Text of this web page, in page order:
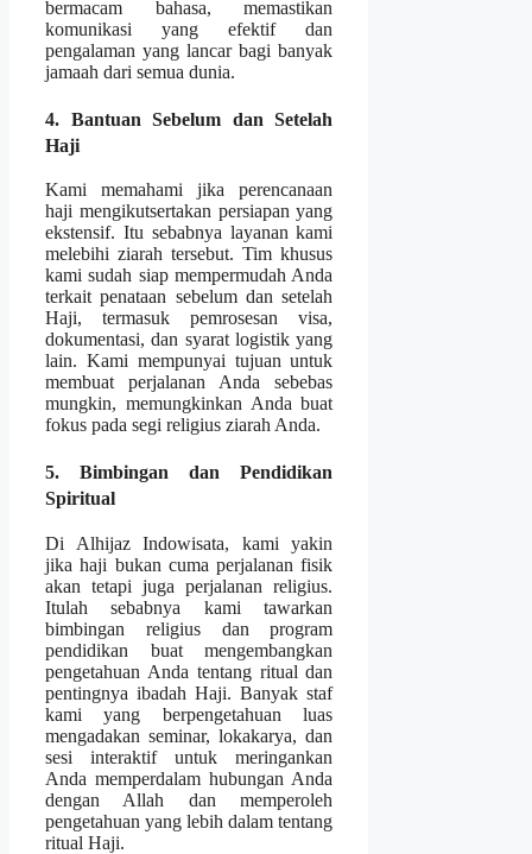
bermacam bahasa, memastikan
komunikasi yang efektif dan
pengalaman yang lancar bagi banyak
jamaah dari semua dunia.
4. Bantuan Sebelum dan Setelah
Haji
Kami memahami jika perencanaan
haji mengikutsertakan persiapan yang
ekstensif. Itu sebabnya layanan kami
melebihi ziarah tersebut. Tim khusus
kami sudah siap mempermudah Anda
terkait penataan sebelum dan setelah
Haji, termasuk pemrosesan visa,
dokumentasi, dan syarat logistik yang
lain. Kami mempunyai tujuan untuk
membuat perjalanan Anda sebebas
mungkin, memungkinkan Anda buat
fokus pada segi religius ziarah Anda.
5. Bimbingan dan Pendidikan
Spiritual
Di Alhijaz Indowisata, kami yakin
jika haji bukan cuma perjalanan fisik
akan tetapi juga perjalanan religius.
Itulah sebabnya kami tawarkan
bimbingan religius dan program
pendidikan buat mengembangkan
pengetahuan Anda tentang ritual dan
pentingnya ibadah Haji. Banyak staf
kami yang berpengetahuan luas
mengadakan seminar, lokakarya, dan
sesi interaktif untuk meringankan
Anda memperdalam hubungan Anda
dengan Allah dan memperoleh
pengetahuan yang lebih dalam tentang
ritual Haji.